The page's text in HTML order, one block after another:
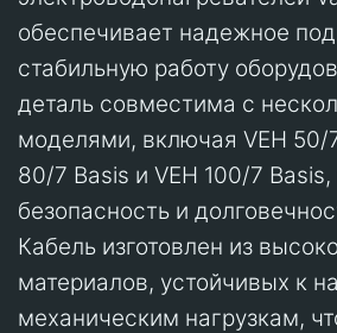
обеспечивает надежное
стабильную работу
деталь совместима с
моделями, включая VEH 50/
80/7 Basis и VEH 100/7 Basis,
безопасность и
Кабель изготовлен из
материалов, устойчивых к
механическим нагрузкам,